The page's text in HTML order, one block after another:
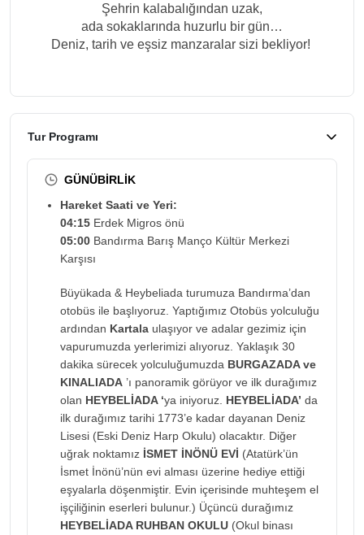
Şehrin kalabalığından uzak,
ada sokaklarında huzurlu bir gün…
Deniz, tarih ve eşsiz manzaralar sizi bekliyor!
Tur Programı
GÜNÜBİRLİK
Hareket Saati ve Yeri:
04:15 Erdek Migros önü
05:00 Bandırma Barış Manço Kültür Merkezi
Karşısı
Büyükada & Heybeliada turumuza Bandırma’dan
otobüs ile başlıyoruz. Yaptığımız Otobüs yolculuğu
ardından Kartala ulaşıyor ve adalar gezimiz için
vapurumuzda yerlerimizi alıyoruz. Yaklaşık 30
dakika sürecek yolculuğumuzda BURGAZADA ve
KINALIADA ’ı panoramik görüyor ve ilk durağımız
olan HEYBELİADA ‘ya iniyoruz. HEYBELİADA’ da
ilk durağımız tarihi 1773’e kadar dayanan Deniz
Lisesi (Eski Deniz Harp Okulu) olacaktır. Diğer
uğrak noktamız İSMET İNÖNÜ EVİ (Atatürk’ün
İsmet İnönü’nün evi alması üzerine hediye ettiği
eşyalarla döşenmiştir. Evin içerisinde muhteşem el
işçiliğinin eserleri bulunur.) Üçüncü durağımız
HEYBELİADA RUHBAN OKULU (Okul binası